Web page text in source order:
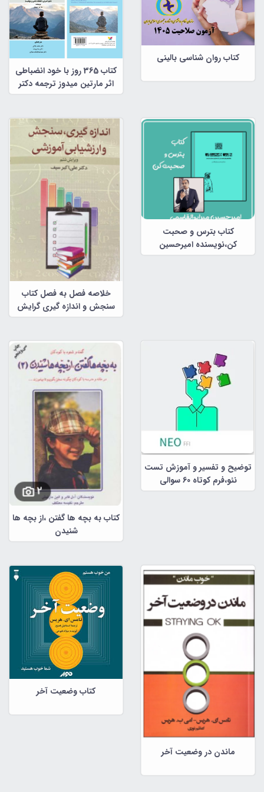
کتاب روان شناسی بالینی
کتاب 365 روز با خود انضباطی
اثر مارتین میدوز ترجمه دکتر
محمد جلالی، دکتر رضا برومند،
سماوی(فایل پی دی اف)
کتاب بترس و صحبت
کن،نویسنده امیرحسین
میرابوالقاسم
خلاصه فصل به فصل کتاب
سنجش و اندازه گیری گرایش
کودکان استثنایی ،نوشه دکتر
توضیح و تفسیر و آموزش تست
نئو،فرم کوتاه 60 سوالی
کتاب به بچه ها گفتن ،از بچه ها
شنیدن
ماندن در وضعیت آخر
کتاب وضعیت آخر